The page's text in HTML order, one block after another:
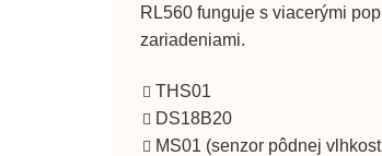
RL560 funguje s viacerými
zariadeniami.
THS01
DS18B20
MS01 (senzor pôdnej